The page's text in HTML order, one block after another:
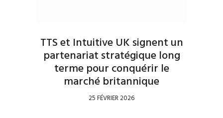
TTS et Intuitive UK signent un
partenariat stratégique long
terme pour conquérir le
marché britannique
25 FÉVRIER 2026